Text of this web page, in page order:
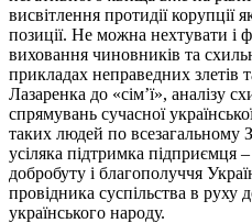
висвітлення протидії корупції
позиції. Не можна нехтувати і
виховання чиновників та
прикладах неправедних злетів
Лазаренка до «сім’ї», аналізу
спрямувань сучасної
таких людей по всезагальному
усіляка підтримка підприємця
добробуту і благополуччя
провідника суспільства в руху
українського народу.